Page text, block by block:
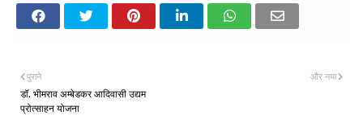
और नया
पुराने
डॉ. भीमराव अम्बेडकर आदिवासी उद्यम
प्रोत्साहन योजना